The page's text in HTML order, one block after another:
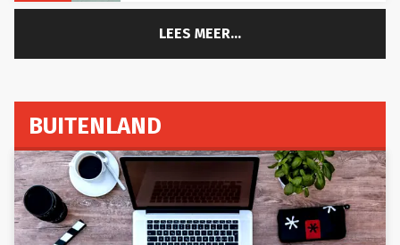
LEES MEER...
BUITENLAND